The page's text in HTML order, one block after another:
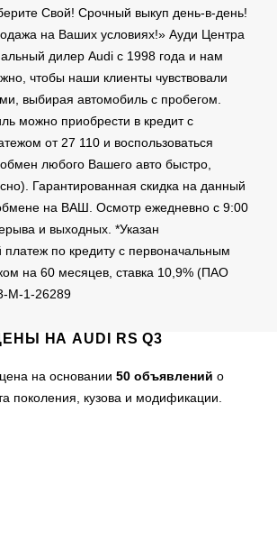
Свой! Срочный выкуп день-в-день!
на Ваших условиях!» Ауди Центра
дилер Audi с 1998 года и нам
чтобы наши клиенты чувствовали
выбирая автомобиль с пробегом.
можно приобрести в кредит с
от 27 110 и воспользоваться
любого Вашего авто быстро,
Гарантированная скидка на данный
на ВАШ. Осмотр ежедневно с 9:00
и выходных. *Указан
платеж по кредиту c первоначальным
на 60 месяцев, ставка 10,9% (ПАО
M-1-26289
НА AUDI RS Q3
на основании 50 объявлений о
поколения, кузова и модификации.